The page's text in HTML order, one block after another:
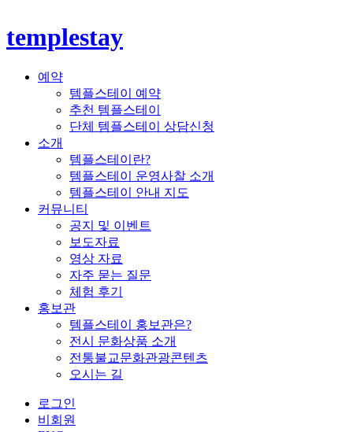
templestay
예약
템플스테이 예약
추천 템플스테이
단체 템플스테이 상담신청
소개
템플스테이란?
템플스테이 운영사찰 소개
템플스테이 안내 지도
커뮤니티
공지 및 이벤트
보도자료
영상 자료
자주 묻는 질문
체험 후기
홍보관
템플스테이 홍보관은?
전시 문화상품 소개
전통불교문화관광콘텐츠
오시는 길
로그인
비회원